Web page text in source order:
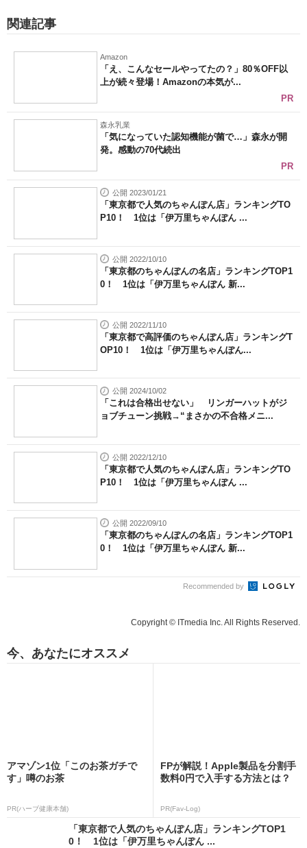
関連記事
Amazon
「え、こんなセールやってたの？」80％OFF以
上が続々登場！Amazonの本気が...
PR
森永乳業
「気になっていた認知機能が菌で…」森永が開
発。感動の70代続出
PR
公開 2023/01/21
「東京都で人気のちゃんぽん店」ランキングTO
P10！ 1位は「伊万里ちゃんぽん ...
公開 2022/10/10
「東京都のちゃんぽんの名店」ランキングTOP1
0！ 1位は「伊万里ちゃんぽん 新...
公開 2022/11/10
「東京都で高評価のちゃんぽん店」ランキングT
OP10！ 1位は「伊万里ちゃんぽん...
公開 2024/10/02
「これは合格出せない」 リンガーハットがジ
ョブチューン挑戦→“まさかの不合格メニ...
公開 2022/12/10
「東京都で人気のちゃんぽん店」ランキングTO
P10！ 1位は「伊万里ちゃんぽん ...
公開 2022/09/10
「東京都のちゃんぽんの名店」ランキングTOP1
0！ 1位は「伊万里ちゃんぽん 新...
Recommended by
Copyright © ITmedia Inc. All Rights Reserved.
今、あなたにオススメ
アマゾン1位「このお茶ガチで
す」噂のお茶
PR(ハーブ健康本舗)
FPが解説！Apple製品を分割手
数料0円で入手する方法とは？
PR(Fav-Log)
「東京都で人気のちゃんぽん店」ランキングTOP1
0！ 1位は「伊万里ちゃんぽん ...